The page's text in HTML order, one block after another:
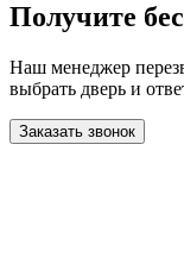
Получите
Наш менеджер
выбрать дверь и
Заказать звонок